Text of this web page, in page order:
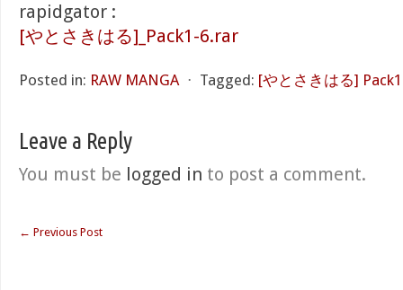
rapidgator :
[やとさきはる]_Pack1-6.rar
Posted in: RAW MANGA ⋅ Tagged: [やとさきはる]
Leave a Reply
You must be logged in to post a comment.
← Previous Post